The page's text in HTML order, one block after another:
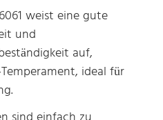
weist eine gute
und
auf,
ideal für